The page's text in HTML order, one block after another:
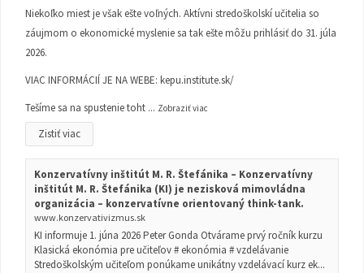
Niekoľko miest je však ešte voľných. Aktívni stredoškolskí učitelia so
záujmom o ekonomické myslenie sa tak ešte môžu prihlásiť do 31. júla
2026.
VIAC INFORMÁCIÍ JE NA WEBE: kepu.institute.sk/
Tešíme sa na spustenie toht ... Zobraziť viac
Zistiť viac
Konzervatívny inštitút M. R. Štefánika – Konzervatívny
inštitút M. R. Štefánika (KI) je nezisková mimovládna
organizácia – konzervatívne orientovaný think-tank.
www.konzervativizmus.sk
KI informuje 1. júna 2026 Peter Gonda Otvárame prvý ročník kurzu
Klasická ekonómia pre učiteľov # ekonómia # vzdelávanie
Stredoškolským učiteľom ponúkame unikátny vzdelávací kurz ek...